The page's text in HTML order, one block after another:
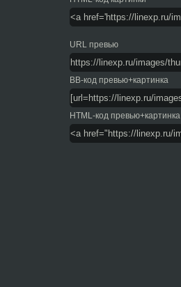
URL превью
BB-код превью+картинка
HTML-код превью+картинка